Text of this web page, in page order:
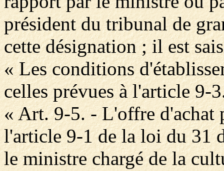
président du tribunal de
cette désignation ; il est
« Les conditions
celles prévues à l'article 9-
« Art. 9-5. - L'offre d'achat
l'article 9-1 de la loi du 31
le ministre chargé de la